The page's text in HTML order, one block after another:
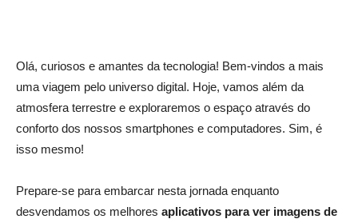
Olá, curiosos e amantes da tecnologia! Bem-vindos a mais
uma viagem pelo universo digital. Hoje, vamos além da
atmosfera terrestre e exploraremos o espaço através do
conforto dos nossos smartphones e computadores. Sim, é
isso mesmo!
Prepare-se para embarcar nesta jornada enquanto
desvendamos os melhores aplicativos para ver imagens de